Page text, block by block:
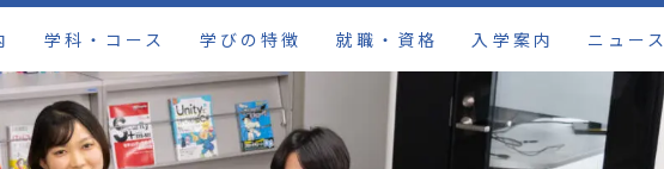
学科・コース 学びの特徴 就職・資格 入学案内 ニュース